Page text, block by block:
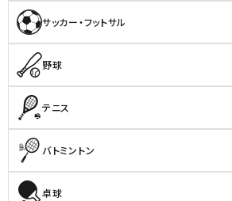
サッカー・フットサル
野球
テニス
バトミントン
卓球